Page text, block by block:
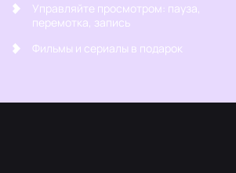
Управляйте просмотром: пауза,
перемотка, запись
Фильмы и сериалы в подарок